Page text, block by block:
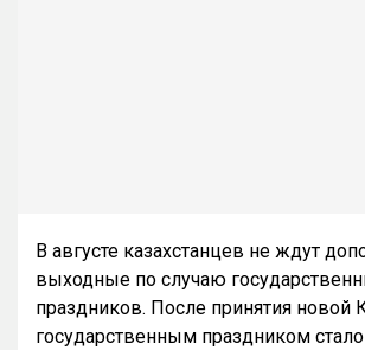
В августе казахстанцев не ждут
выходные по случаю
праздников. После принятия новой
государственным праздником